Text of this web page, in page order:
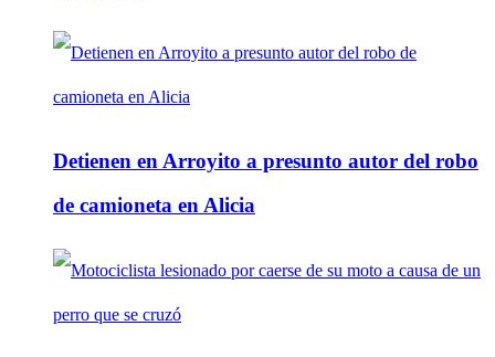
Detienen en Arroyito a presunto autor del robo
de camioneta en Alicia